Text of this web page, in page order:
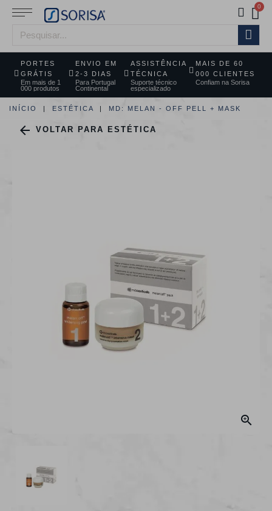
PORTES
GRÁTIS
Em mais de 1
000 produtos
ENVIO EM
2-3 DIAS
Para Portugal
Continental
ASSISTÊNCIA
TÉCNICA
Suporte técnico
especializado
MAIS DE 60
000 CLIENTES
Confiam na Sorisa
INÍCIO ESTÉTICA MD: MELAN - OFF PELL + MASK
 VOLTAR PARA ESTÉTICA
